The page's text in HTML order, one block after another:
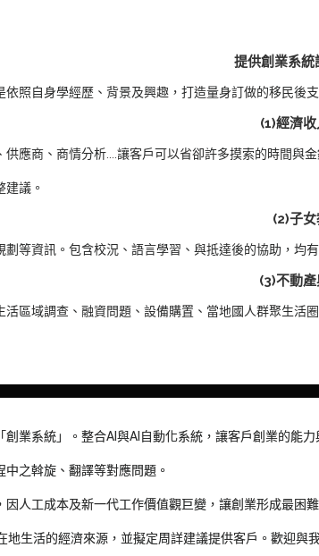
提供創業系統
照自身學經歷、背景及興趣，打造量身訂做的移民後支
(1)經濟
應商、商情分析….讓客戶可以省卻許多摸索的時間與金
議。
(2)子
等資訊。包含校況、語言學習、與抵達後的協助，均
(3)不動
區域調查、融資問題、設備購置、當地國人群聚生活
業系統」。整合AI與AI自動化系統，讓客戶創業的能
之斡旋、翻譯等對應問題。
人工成本及新一代工作價值觀巨變，讓創業形成最困難
地生活的經濟來源，並擬定周詳建議提供客戶。歡迎與